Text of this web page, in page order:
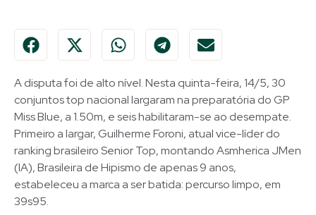
A disputa foi de alto nível. Nesta quinta-feira, 14/5, 30
conjuntos top nacional largaram na preparatória do GP
Miss Blue, a 1.50m, e seis habilitaram-se ao desempate.
Primeiro a largar, Guilherme Foroni, atual vice-líder do
ranking brasileiro Senior Top, montando Asmherica JMen
(IA), Brasileira de Hipismo de apenas 9 anos,
estabeleceu a marca a ser batida: percurso limpo, em
39s95.